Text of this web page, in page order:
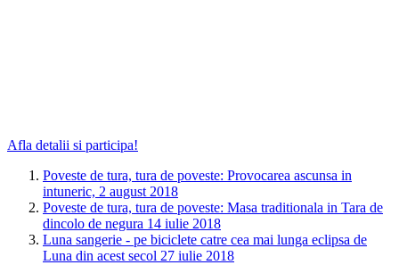
Afla detalii si participa!
Poveste de tura, tura de poveste: Provocarea ascunsa in
intuneric, 2 august 2018
Poveste de tura, tura de poveste: Masa traditionala in Tara de
dincolo de negura 14 iulie 2018
Luna sangerie - pe biciclete catre cea mai lunga eclipsa de
Luna din acest secol 27 iulie 2018